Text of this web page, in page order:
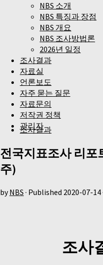
NBS 소개
NBS 특징과 장점
NBS 개요
NBS 조사방법론
2026년 일정
조사결과
자료실
언론보도
자주 묻는 질문
자료문의
저작권 정책
관리자
조사결과
전국지표조사 리포
주)
byNBS · Published 2020-07-14
조사